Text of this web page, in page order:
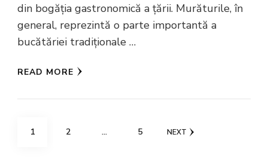
din bogăția gastronomică a țării. Murăturile, în
general, reprezintă o parte importantă a
bucătăriei tradiționale …
READ MORE
Posts
PAGE
1 PAGE
2 … PAGE
5 NEXT